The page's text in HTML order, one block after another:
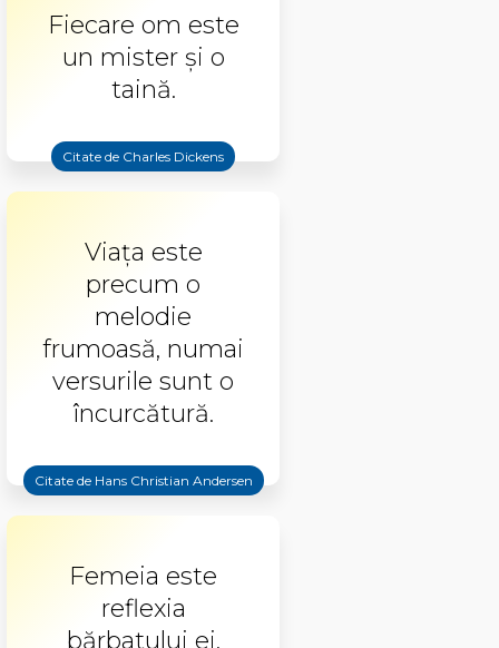
Fiecare om este
un mister și o
taină.
Citate de Charles Dickens
Viaţa este
precum o
melodie
frumoasă, numai
versurile sunt o
încurcătură.
Citate de Hans Christian Andersen
Femeia este
reflexia
bărbatului ei.